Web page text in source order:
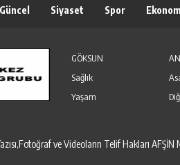
Güncel Siyaset Spor
GÖKSUN
Sağlık
Yaşam
ve Videoların Telif Hakları